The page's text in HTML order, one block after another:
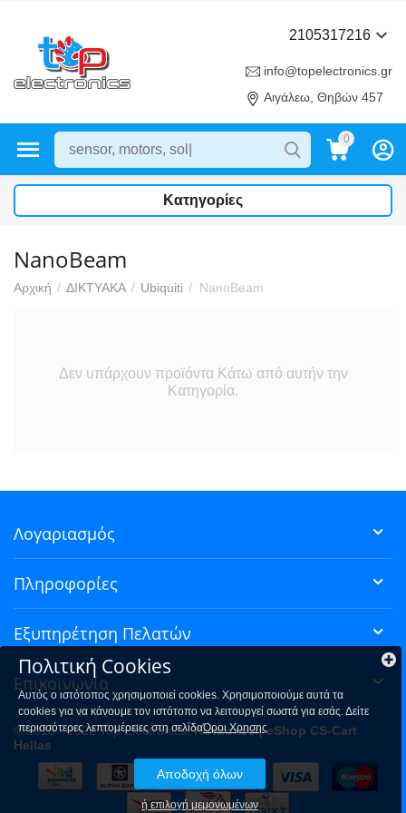
2105317216
info@topelectronics.gr
Αιγάλεω, Θηβών 457
0
Κατηγορίες
NanoBeam
Αρχική / ΔΙΚΤΥΑΚΑ / Ubiquiti / NanoBeam
Δεν υπάρχουν προϊόντα Κάτω από αυτήν την
Κατηγορία.
Λογαριασμός
Πληροφορίες
Εξυπηρέτηση Πελατών
Επικοινωνία
© 2018 - 2022 Top Electronics.Κατασκευή eShop CS-Cart
Hellas
Πολιτική Cookies
Αυτός ο ιστότοπος χρησιμοποιεί cookies. Χρησιμοποιούμε αυτά τα
cookies για να κάνουμε τον ιστότοπο να λειτουργεί σωστά για εσάς. Δείτε
περισσότερες λεπτομέρειες στη σελίδαΌροι Χρησης
Αποδοχή όλων
ή επιλογή μεμονωμένων